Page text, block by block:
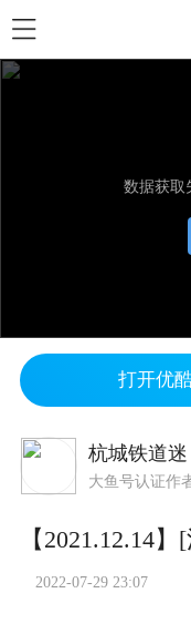
数据获取
打开优
杭城铁道迷
大鱼号认证作
2022-07-29 23:07